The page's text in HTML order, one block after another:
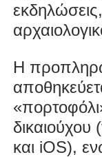
Η
δικαιούχου
και iOS),